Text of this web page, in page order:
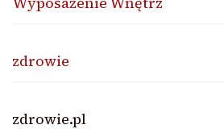
zdrowie
zdrowie.pl